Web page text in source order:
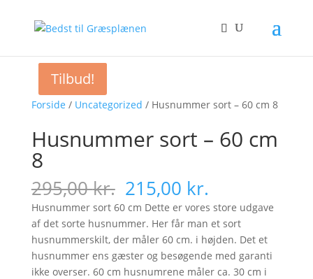
Forside / Uncategorized / Husnummer sort – 60 cm 8
Tilbud!
Husnummer sort – 60 cm
8
295,00kr. Original
price
was:
295,00 kr..
215,00 kr.
price
is:
215,00 kr..
Husnummer sort 60 cm Dette er vores store udgave
af det sorte husnummer. Her får man et sort
husnummerskilt, der måler 60 cm. i højden. Det et
husnummer ens gæster og besøgende med garanti
ikke overser. 60 cm husnumrene måler ca. 30 cm i
Tilbud!